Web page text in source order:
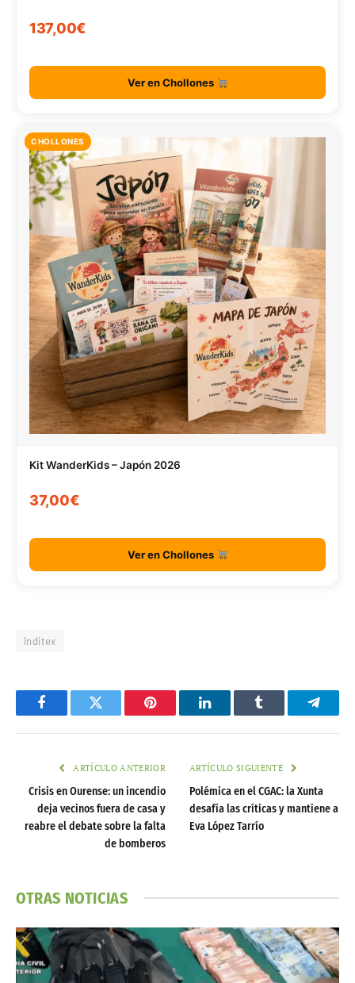
137,00€
Ver en Chollones
CHOLLONES
Kit WanderKids – Japón 2026
37,00€
Ver en Chollones
Inditex
FacebookTwitter Pinterest LinkedInTumblr
ARTÍCULO ANTERIOR
Crisis en Ourense: un incendio
deja vecinos fuera de casa y
reabre el debate sobre la falta
de bomberos
ARTÍCULO SIGUIENTE
Polémica en el CGAC: la Xunta
desafía las críticas y mantiene a
Eva López Tarrío
OTRAS NOTICIAS